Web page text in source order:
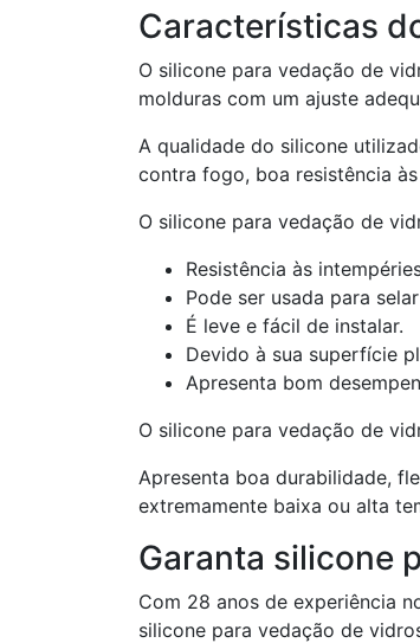
Características
O silicone para vedação de
molduras com um ajuste
A qualidade do silicone
contra fogo, boa resistência
O silicone para vedação de
Resistência às
Pode ser usada para
É leve e fácil de instalar.
Devido à sua superfície
Apresenta bom
O silicone para vedação de
Apresenta boa durabilidade,
extremamente baixa ou alta
Garanta silicone
Com 28 anos de experiência
silicone para vedação de